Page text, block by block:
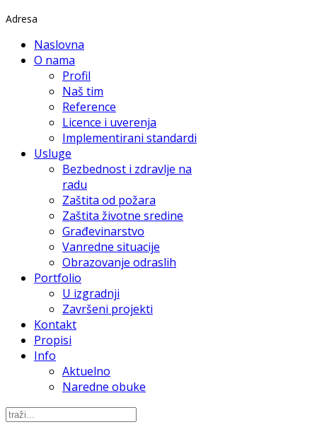
Adresa
Naslovna
O nama
Profil
Naš tim
Reference
Licence i uverenja
Implementirani standardi
Usluge
Bezbednost i zdravlje na
radu
Zaštita od požara
Zaštita životne sredine
Građevinarstvo
Vanredne situacije
Obrazovanje odraslih
Portfolio
U izgradnji
Završeni projekti
Kontakt
Propisi
Info
Aktuelno
Naredne obuke